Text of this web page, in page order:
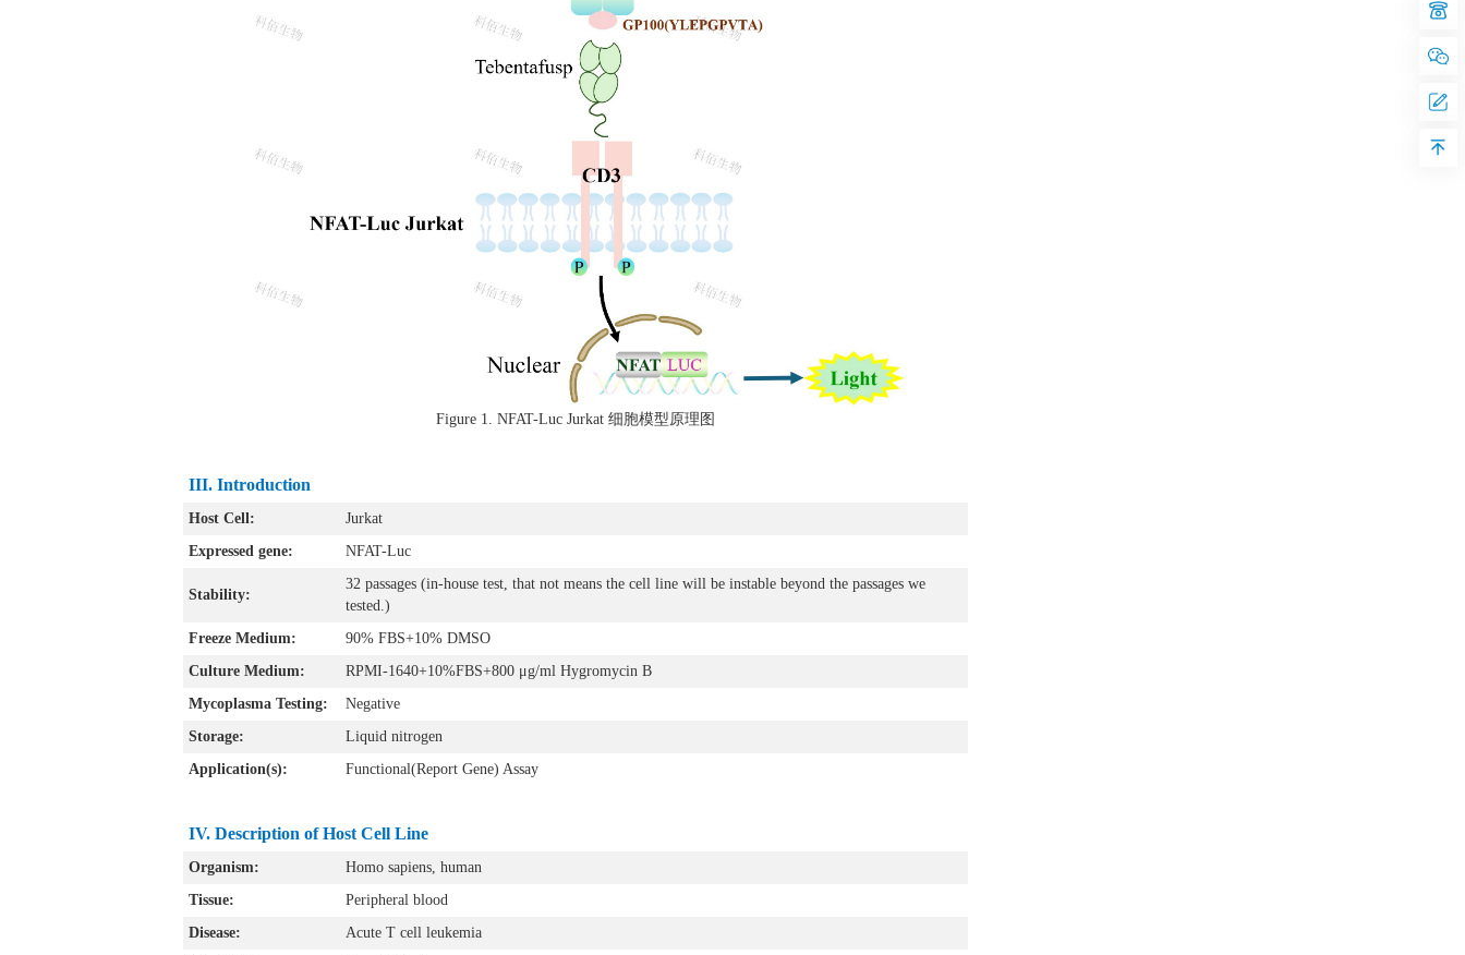
Figure 1. NFAT-Luc Jurkat 细胞模型原理图
III. Introduction
Host Cell:
Jurkat
Expressed gene:
NFAT-Luc
Stability:
32 passages (in-house test, that not means the cell line will be instable beyond the passages we
tested.)
Freeze Medium:
90% FBS+10% DMSO
Culture Medium:
RPMI-1640+10%FBS+800 μg/ml Hygromycin B
Mycoplasma Testing:
Negative
Storage:
Liquid nitrogen
Application(s):
Functional(Report Gene) Assay
IV. Description of Host Cell Line
Organism:
Homo sapiens, human
Tissue:
Peripheral blood
Disease:
Acute T cell leukemia